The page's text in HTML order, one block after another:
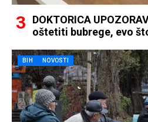
DOKTORICA
oštetiti bubrege, evo
BIH NOVOSTI